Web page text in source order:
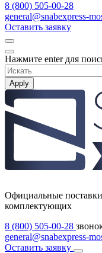
8 (800) 505-00-28
general@snabexpress-
Оставить заявку
Нажмите enter для
Apply
Официальные
комплектующих
8 (800) 505-00-28
general@snabexpress-
Оставить заявку